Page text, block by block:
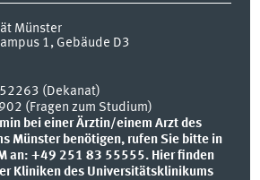
Münster
1, Gebäude D3
(Dekanat)
(Fragen zum Studium)
bei einer Ärztin/einem Arzt des
Münster benötigen, rufen Sie bitte in
an: +49 251 83 55555. Hier finden
Kliniken des Universitätsklinikums